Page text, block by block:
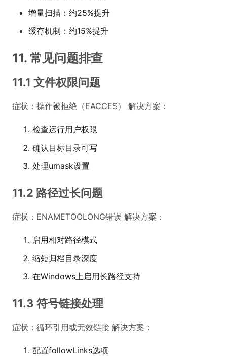
增量扫描：约25%提升
缓存机制：约15%提升
11. 常见问题排查
11.1 文件权限问题
症状：操作被拒绝（EACCES） 解决方案：
检查运行用户权限
确认目标目录可写
处理umask设置
11.2 路径过长问题
症状：ENAMETOOLONG错误 解决方案：
启用相对路径模式
缩短归档目录深度
在Windows上启用长路径支持
11.3 符号链接处理
症状：循环引用或无效链接 解决方案：
配置followLinks选项